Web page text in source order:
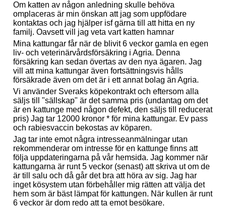
Om katten av någon anledning skulle behöva
omplaceras är min önskan att jag som uppfödare
kontaktas och jag hjälper isf gärna till att hitta en ny
familj. Oavsett vill jag veta vart katten hamnar
Mina kattungar får när de blivit 6 veckor gamla en egen
liv- och veterinärvårdsförsäkring i Agria. Denna
försäkring kan sedan övertas av den nya ägaren. Jag
vill att mina kattungar även fortsättningsvis hålls
försäkrade även om det är i ett annat bolag än Agria.
Vi använder Sveraks köpekontrakt och eftersom alla
säljs till "sällskap" är det samma pris (undantag om det
är en kattunge med någon defekt, den säljs till reducerat
pris) Jag tar 12000 kronor * för mina kattungar. Ev pass
och rabiesvaccin bekostas av köparen.
Jag tar inte emot några intresseanmälningar utan
rekommenderar om intresse för en kattunge finns att
följa uppdateringarna på vår hemsida. Jag kommer när
kattungarna är runt 5 veckor (senast) att skriva ut om de
är till salu och då går det bra att höra av sig. Jag har
inget kösystem utan förbehåller mig rätten att välja det
hem som är bäst lämpat för kattungen. När kullen är runt
6 veckor är dom redo att ta emot besökare.